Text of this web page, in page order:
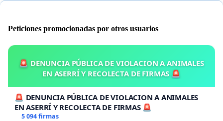
Peticiones promocionadas por otros usuarios
🚨 DENUNCIA PÚBLICA DE VIOLACION A ANIMALES
EN ASERRÍ Y RECOLECTA DE FIRMAS 🚨
🚨 DENUNCIA PÚBLICA DE VIOLACION A ANIMALES
EN ASERRÍ Y RECOLECTA DE FIRMAS 🚨
5 094 firmas